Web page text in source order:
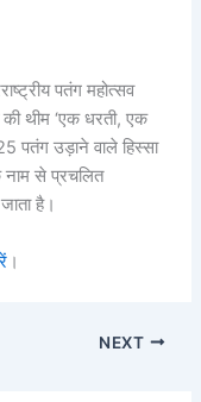
पतंग महोत्सव
थीम ‘एक धरती, एक
पतंग उड़ाने वाले हिस्सा
नाम से प्रचलित
है।
।
NEXT